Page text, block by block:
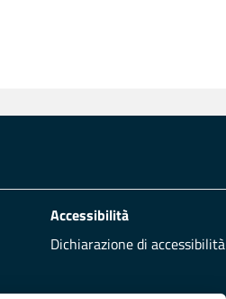
Accessibilità
Dichiarazione di accessibilità